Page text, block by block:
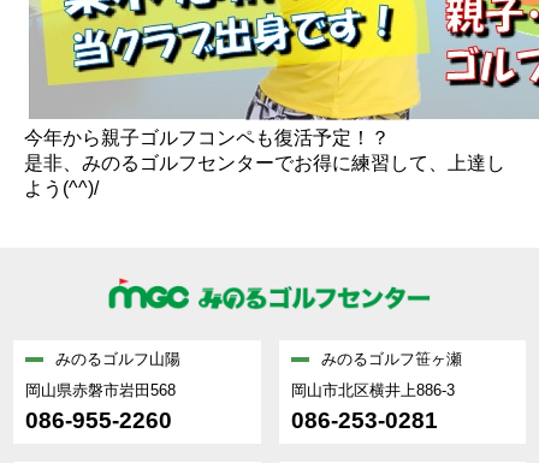
今年から親子ゴルフコンペも復活予定！？
是非、みのるゴルフセンターでお得に練習して、上達し
よう(^^)/
みのるゴルフ山陽
岡山県赤磐市岩田568
086-955-2260
みのるゴルフ笹ヶ瀬
岡山市北区横井上886-3
086-253-0281